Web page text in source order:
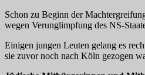
Schon zu Beginn der
wegen Verunglimpfung des NS-
Einigen jungen Leuten gelang es
sie zuvor noch nach Köln gezogen